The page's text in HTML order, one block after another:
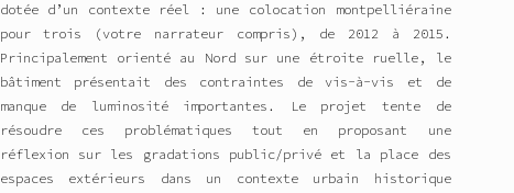
dotée d’un contexte réel : une colocation montpelliéraine
pour trois (votre narrateur compris), de 2012 à 2015.
Principalement orienté au Nord sur une étroite ruelle, le
bâtiment présentait des contraintes de vis-à-vis et de
manque de luminosité importantes. Le projet tente de
résoudre ces problématiques tout en proposant une
réflexion sur les gradations public/privé et la place des
espaces extérieurs dans un contexte urbain historique